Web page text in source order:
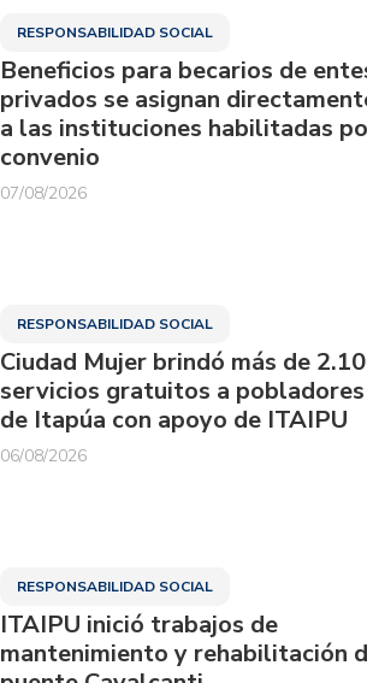
RESPONSABILIDAD SOCIAL
Beneficios para becarios de
privados se asignan
a las instituciones habilitadas
convenio
07/08/2026
RESPONSABILIDAD SOCIAL
Ciudad Mujer brindó más de
servicios gratuitos a pobladores
de Itapúa con apoyo de ITAIPU
06/08/2026
RESPONSABILIDAD SOCIAL
ITAIPU inició trabajos de
mantenimiento y rehabilitación